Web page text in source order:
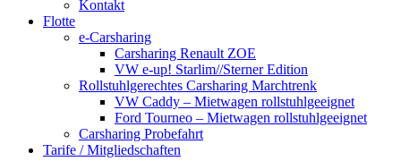
Kontakt
Flotte
e-Carsharing
Carsharing Renault ZOE
VW e-up! Starlim//Sterner Edition
Rollstuhlgerechtes Carsharing Marchtrenk
VW Caddy – Mietwagen rollstuhlgeeignet
Ford Tourneo – Mietwagen rollstuhlgeeignet
Carsharing Probefahrt
Tarife / Mitgliedschaften